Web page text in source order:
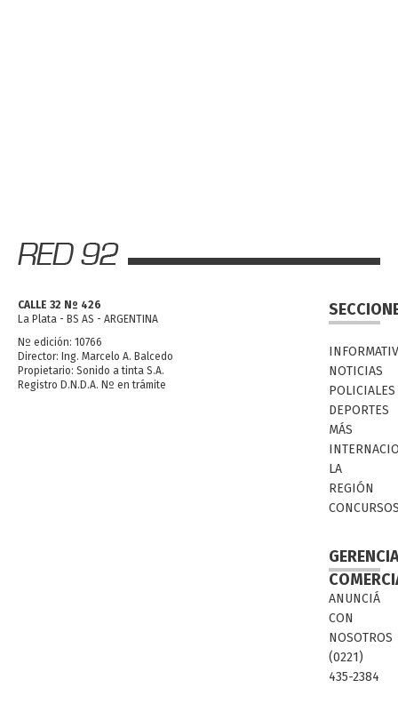
CALLE 32 Nº 426
La Plata - BS AS - ARGENTINA
Nº edición: 10766
Director: Ing. Marcelo A. Balcedo
Propietario: Sonido a tinta S.A.
Registro D.N.D.A. Nº en trámite
NOTICIAS
POLICIALES
DEPORTES
MÁS
LA
REGIÓN
ANUNCIÁ
CON
NOSOTROS
(0221)
435-2384